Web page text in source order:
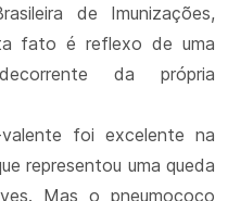
de Imunizações,
fato é reflexo de uma
da própria
foi excelente na
representou uma queda
Mas o pneumococo